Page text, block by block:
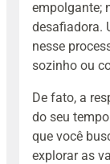
empolgante;
desafiadora.
nesse
sozinho ou
De fato, a
do seu
que você
explorar as